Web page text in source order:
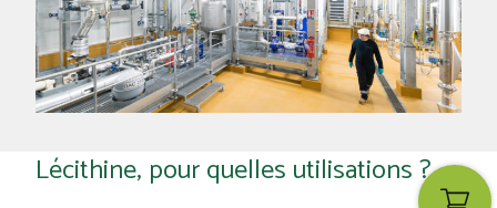
Lécithine, pour quelles utilisations ?